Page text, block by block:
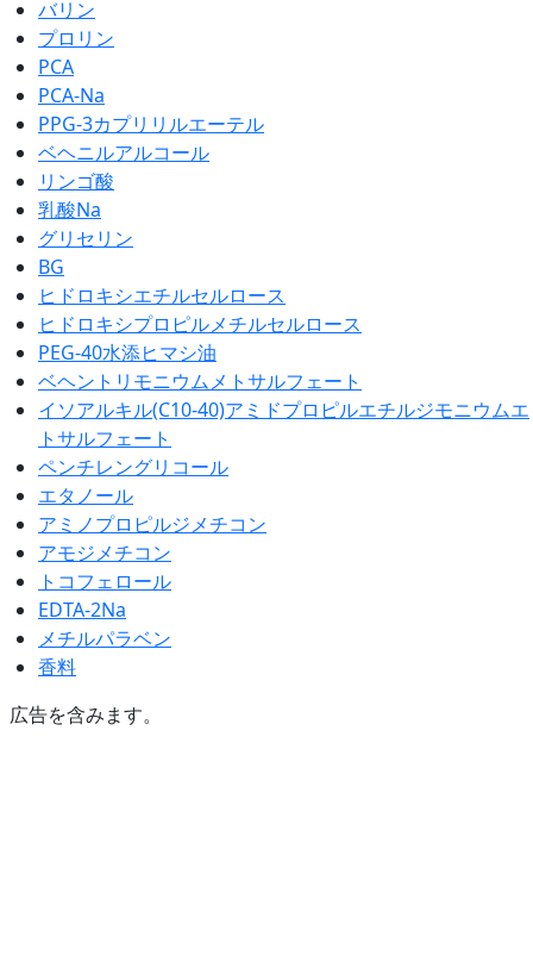
バリン
プロリン
PCA
PCA-Na
PPG-3カプリリルエーテル
ベヘニルアルコール
リンゴ酸
乳酸Na
グリセリン
BG
ヒドロキシエチルセルロース
ヒドロキシプロピルメチルセルロース
PEG-40水添ヒマシ油
ベヘントリモニウムメトサルフェート
イソアルキル(C10-40)アミドプロピルエチルジモニウムエ
トサルフェート
ペンチレングリコール
エタノール
アミノプロピルジメチコン
アモジメチコン
トコフェロール
EDTA-2Na
メチルパラベン
香料
広告を含みます。